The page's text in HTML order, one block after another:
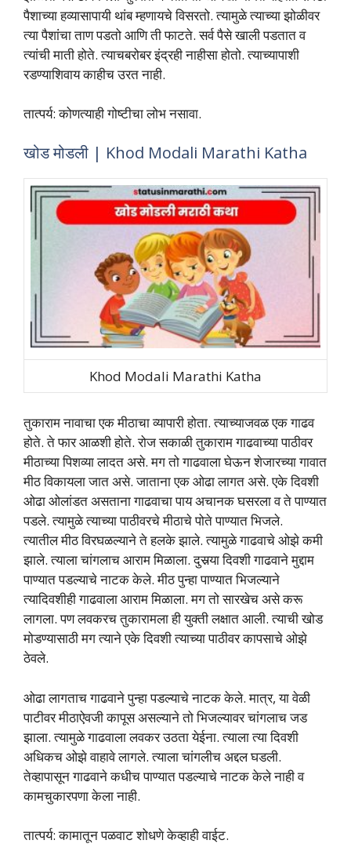
पैशाच्या हव्यासापायी थांब म्हणायचे विसरतो. त्यामुळे त्याच्या झोळीवर
त्या पैशांचा ताण पडतो आणि ती फाटते. सर्व पैसे खाली पडतात व
त्यांची माती होते. त्याचबरोबर इंद्रही नाहीसा होतो. त्याच्यापाशी
रडण्याशिवाय काहीच उरत नाही.
तात्‍पर्य: कोणत्याही गोष्टीचा लोभ नसावा.
खोड मोडली | Khod Modali Marathi Katha
Khod Modali Marathi Katha
तुकाराम नावाचा एक ‍मीठाचा व्यापारी होता. त्याच्याजवळ एक गाढव
होते. ते फार आळशी होते. रोज सकाळी तुकाराम गाढवाच्या पाठीवर
मीठाच्या पिशव्या लादत असे. मग तो गाढवाला घेऊन शेजारच्या गावात
मीठ विकायला जात असे. जाताना एक ओढा लागत असे. एके दिवशी
ओढा ओलांडत असताना गाढवाचा पाय अचानक घसरला व ते पाण्यात
पडले. त्यामुळे त्याच्या पाठीवरचे मीठाचे पोते पाण्यात भिजले.
त्यातील मीठ विरघळल्याने ते हलके झाले. त्यामुळे गाढवाचे ओझे कमी
झाले. त्याला चांगलाच आराम मिळाला. दुसर्‍या दिवशी गाढवाने मुद्दाम
पाण्यात पडल्याचे नाटक केले. मीठ पुन्हा पाण्यात भिजल्याने
त्यादिवशीही गाढवाला आराम मिळाला. मग तो सारखेच असे करू
लागला. पण लवकरच तुकारामला ही युक्ती लक्षात आली. त्याची खोड
मोडण्यासाठी मग त्याने एके दिवशी त्याच्या पाठीवर कापसाचे ओझे
ठेवले.
ओढा लागताच गाढवाने पुन्हा पडल्याचे नाटक केले. मात्र, या वेळी
पाटीवर मीठाऐवजी कापूस असल्याने तो भिजल्यावर चांगलाच जड
झाला. त्यामुळे गाढवाला लवकर उठता येईना. त्याला त्या दिवशी
अधिकच ओझे वाहावे लागले. त्याला चांगलीच अद्दल घडली.
तेव्हापासून गाढवाने कधीच पाण्यात पडल्याचे नाटक केले नाही व
कामचुकारपणा केला नाही.
तात्‍पर्य: कामातून पळवाट शोधणे केव्हाही वाईट.